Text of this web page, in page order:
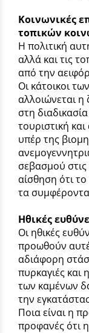
Κοινωνικές
τοπικών
Η πολιτική
αλλά και τις
από την
Οι κάτοικοι
αλλοιώνεται
στη
τουριστική
υπέρ της
σεβασμού στις
αίσθηση ότι
τα
Ηθικές
Οι ηθικές
προωθούν
αδιάφορη
πυρκαγιές
των καμένων
την
Ποια είναι η
προφανές ότι